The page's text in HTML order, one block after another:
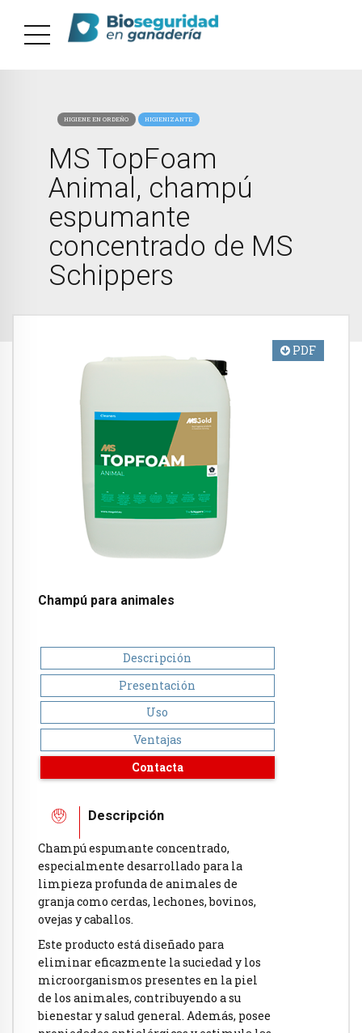
HIGIENE EN ORDEÑO HIGIENIZANTE
MS TopFoam
Animal, champú
espumante
concentrado de MS
Schippers
PDF
Champú para animales
Descripción
Presentación
Uso
Ventajas
Contacta
Descripción
Champú espumante concentrado,
especialmente desarrollado para la
limpieza profunda de animales de
granja como cerdas, lechones, bovinos,
ovejas y caballos.
Este producto está diseñado para
eliminar eficazmente la suciedad y los
microorganismos presentes en la piel
de los animales, contribuyendo a su
bienestar y salud general. Además, posee